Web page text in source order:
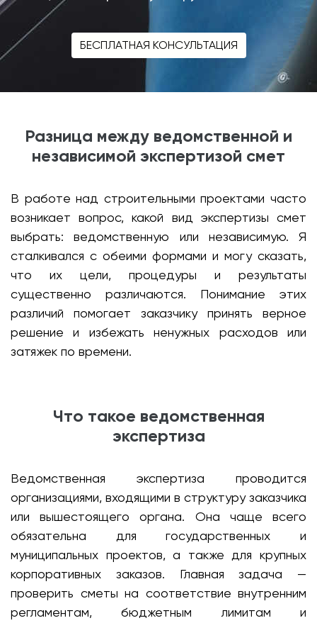
БЕСПЛАТНАЯ КОНСУЛЬТАЦИЯ
Разница между ведомственной и
независимой экспертизой смет
В работе над строительными проектами часто
возникает вопрос, какой вид экспертизы смет
выбрать: ведомственную или независимую. Я
сталкивался с обеими формами и могу сказать,
что их цели, процедуры и результаты
существенно различаются. Понимание этих
различий помогает заказчику принять верное
решение и избежать ненужных расходов или
затяжек по времени.
Что такое ведомственная
экспертиза
Ведомственная экспертиза проводится
организациями, входящими в структуру заказчика
или вышестоящего органа. Она чаще всего
обязательна для государственных и
муниципальных проектов, а также для крупных
корпоративных заказов. Главная задача —
проверить сметы на соответствие внутренним
регламентам, бюджетным лимитам и